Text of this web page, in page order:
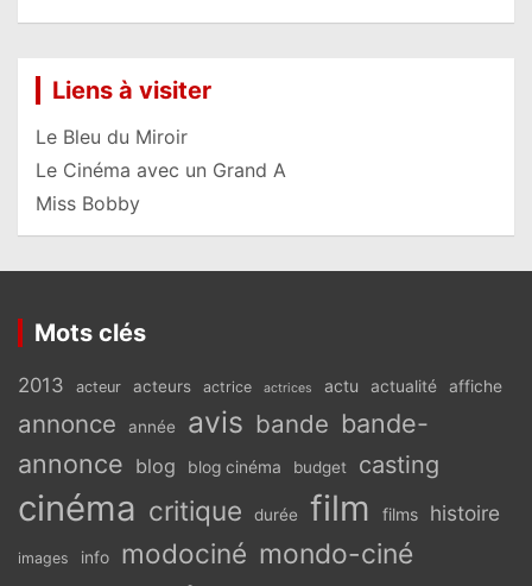
Liens à visiter
Le Bleu du Miroir
Le Cinéma avec un Grand A
Miss Bobby
Mots clés
2013 acteur acteurs actrice actrices actu actualité affiche
annonce année avis bande bande-
annonce blog blog cinéma budget casting
cinéma critique durée film films histoire
images info modociné mondo-ciné